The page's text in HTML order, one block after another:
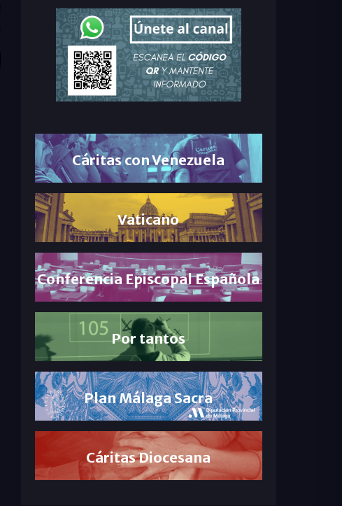
Cáritas con Venezuela
Vaticano
Conferencia Episcopal Española
Por tantos
Plan Málaga Sacra
Cáritas Diocesana